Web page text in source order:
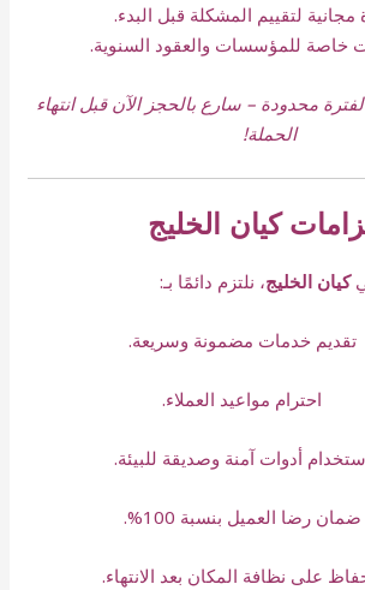
مجانية لتقييم المشكلة قبل البدء.
خاصة للمؤسسات والعقود السنوية.
محدودة – سارع بالحجز الآن قبل انتهاء
الحملة!
كيان الخليج
كيان الخليج، نلتزم دائمًا بـ:
تقديم خدمات مضمونة وسريعة.
احترام مواعيد العملاء.
أدوات آمنة وصديقة للبيئة.
ضمان رضا العميل بنسبة 100%.
على نظافة المكان بعد الانتهاء.